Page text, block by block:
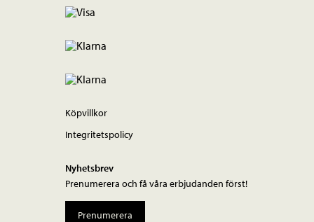
Köpvillkor
Integritetspolicy
Nyhetsbrev
Prenumerera och få våra erbjudanden först!
Prenumerera